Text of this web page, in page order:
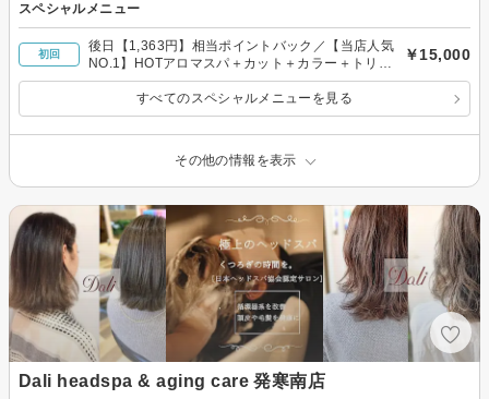
スペシャルメニュー
初回
後日【1,363円】相当ポイントバック／【当店人気
NO.1】HOTアロマスパ＋カット＋カラー＋トリー
トメント ￥15,000
￥15,000
すべてのスペシャルメニューを見る
その他の情報を表示
Dali headspa & aging care 発寒南店